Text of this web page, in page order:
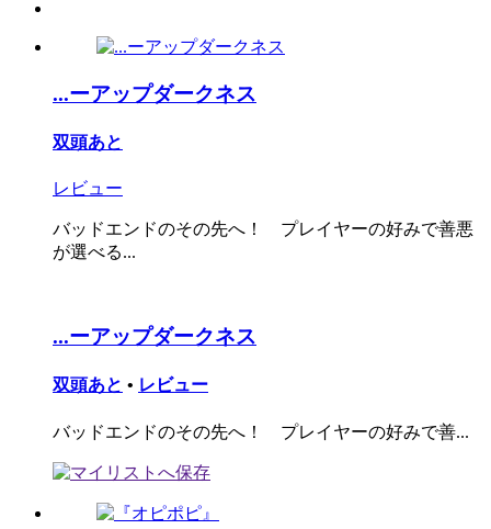
...ーアップダークネス
双頭あと
レビュー
バッドエンドのその先へ！ プレイヤーの好みで善悪
が選べる...
...ーアップダークネス
双頭あと • レビュー
バッドエンドのその先へ！ プレイヤーの好みで善...